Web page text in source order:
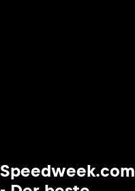
Speedweek.com